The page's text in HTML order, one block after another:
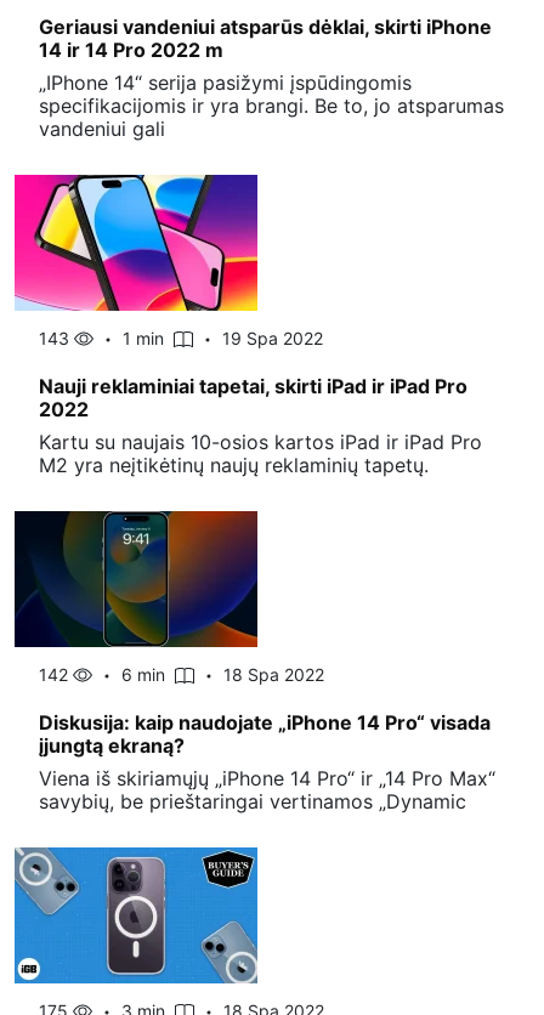
Geriausi vandeniui atsparūs dėklai, skirti iPhone
14 ir 14 Pro 2022 m
„IPhone 14“ serija pasižymi įspūdingomis
specifikacijomis ir yra brangi. Be to, jo atsparumas
vandeniui gali
143 1 min 19 Spa 2022
Nauji reklaminiai tapetai, skirti iPad ir iPad Pro
2022
Kartu su naujais 10-osios kartos iPad ir iPad Pro
M2 yra neįtikėtinų naujų reklaminių tapetų.
142 6 min 18 Spa 2022
Diskusija: kaip naudojate „iPhone 14 Pro“ visada
įjungtą ekraną?
Viena iš skiriamųjų „iPhone 14 Pro“ ir „14 Pro Max“
savybių, be prieštaringai vertinamos „Dynamic
175 3 min 18 Spa 2022